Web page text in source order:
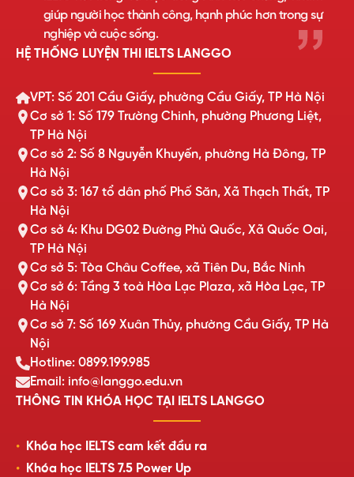
giúp người học thành công, hạnh phúc hơn trong sự
nghiệp và cuộc sống.
HỆ THỐNG LUYỆN THI IELTS LANGGO
VPT: Số 201 Cầu Giấy, phường Cầu Giấy, TP Hà Nội
Cơ sở 1: Số 179 Trường Chinh, phường Phương Liệt,
TP Hà Nội
Cơ sở 2: Số 8 Nguyễn Khuyến, phường Hà Đông, TP
Hà Nội
Cơ sở 3: 167 tổ dân phố Phố Săn, Xã Thạch Thất, TP
Hà Nội
Cơ sở 4: Khu DG02 Đường Phủ Quốc, Xã Quốc Oai,
TP Hà Nội
Cơ sở 5: Tòa Châu Coffee, xã Tiên Du, Bắc Ninh
Cơ sở 6: Tầng 3 toà Hòa Lạc Plaza, xã Hòa Lạc, TP
Hà Nội
Cơ sở 7: Số 169 Xuân Thủy, phường Cầu Giấy, TP Hà
Nội
Hotline: 0899.199.985
Email: info@langgo.edu.vn
THÔNG TIN KHÓA HỌC TẠI IELTS LANGGO
Khóa học IELTS cam kết đầu ra
Khóa học IELTS 7.5 Power Up